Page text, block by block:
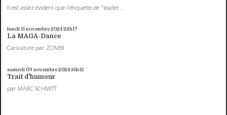
Il est assez évident que l'étiquette de "leader...
lundi 11novembre 202422h17
La MAGA-Dance
Caricature par ZOMBI
samedi 09 novembre 202416h12
Trait d'humour
par MARC SCHMITT